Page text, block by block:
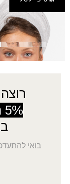
צעיף
50.00
5% הנחה
בואי